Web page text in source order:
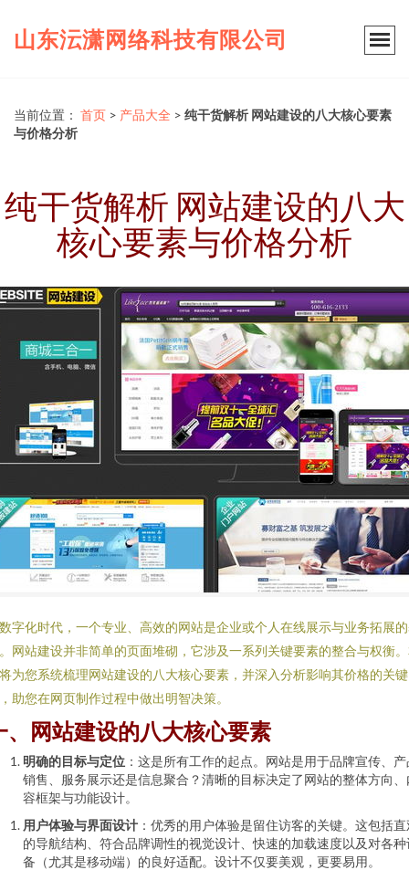
山东沄潇网络科技有限公司
当前位置： 首页 > 产品大全 > 纯干货解析 网站建设的八大核心要素
与价格分析
纯干货解析 网站建设的八大
核心要素与价格分析
字化时代，一个专业、高效的网站是企业或个人在线展示与业务拓展
网站建设并非简单的页面堆砌，它涉及一系列关键要素的整合与权衡
为您系统梳理网站建设的八大核心要素，并深入分析影响其价格的关
助您在网页制作过程中做出明智决策。
、网站建设的八大核心要素
明确的目标与定位 ：这是所有工作的起点。网站是用于品牌宣传、
销售、服务展示还是信息聚合？清晰的目标决定了网站的整体方向、
容框架与功能设计。
用户体验与界面设计 ：优秀的用户体验是留住访客的关键。这包括
的导航结构、符合品牌调性的视觉设计、快速的加载速度以及对各种
备（尤其是移动端）的良好适配。设计不仅要美观，更要易用。